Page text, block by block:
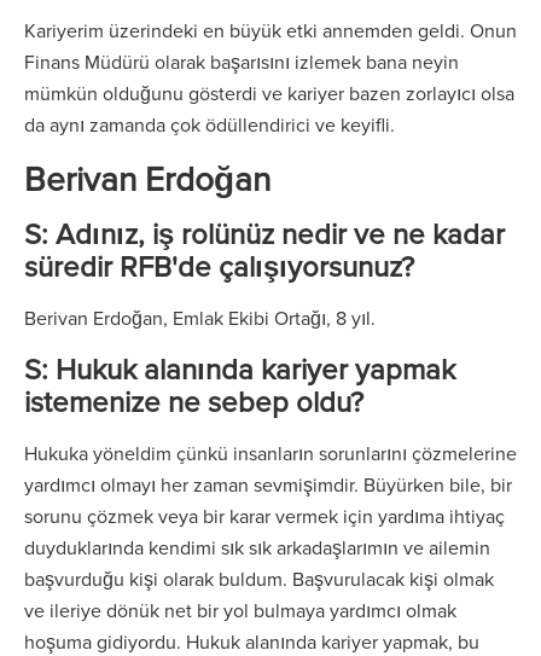
Kariyerim üzerindeki en büyük etki annemden geldi. Onun
Finans Müdürü olarak başarısını izlemek bana neyin
mümkün olduğunu gösterdi ve kariyer bazen zorlayıcı olsa
da aynı zamanda çok ödüllendirici ve keyifli.
Berivan Erdoğan
S: Adınız, iş rolünüz nedir ve ne kadar
süredir RFB'de çalışıyorsunuz?
Berivan Erdoğan, Emlak Ekibi Ortağı, 8 yıl.
S: Hukuk alanında kariyer yapmak
istemenize ne sebep oldu?
Hukuka yöneldim çünkü insanların sorunlarını çözmelerine
yardımcı olmayı her zaman sevmişimdir. Büyürken bile, bir
sorunu çözmek veya bir karar vermek için yardıma ihtiyaç
duyduklarında kendimi sık sık arkadaşlarımın ve ailemin
başvurduğu kişi olarak buldum. Başvurulacak kişi olmak
ve ileriye dönük net bir yol bulmaya yardımcı olmak
hoşuma gidiyordu. Hukuk alanında kariyer yapmak, bu